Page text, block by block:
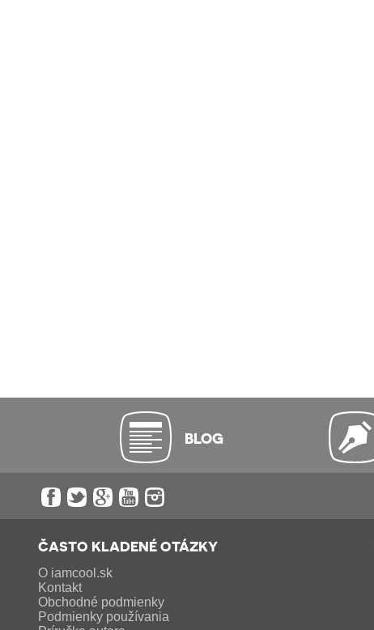
BLOG
ČASTO KLADENÉ OTÁZKY
O iamcool.sk
Kontakt
Obchodné podmienky
Podmienky používania